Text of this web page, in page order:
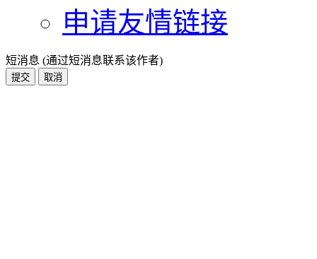
申请友情链接
短消息 (通过短消息联系该作者)